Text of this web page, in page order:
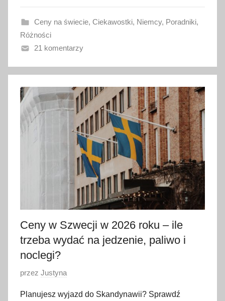
a
n
o
1
m
a
j
a
Ceny na świecie, Ciekawostki, Niemcy, Poradniki,
Różności
21 komentarzy
Ceny w Szwecji w 2026 roku – ile
trzeba wydać na jedzenie, paliwo i
noclegi?
O
u
przez Justyna
Planujesz wyjazd do Skandynawii? Sprawdź